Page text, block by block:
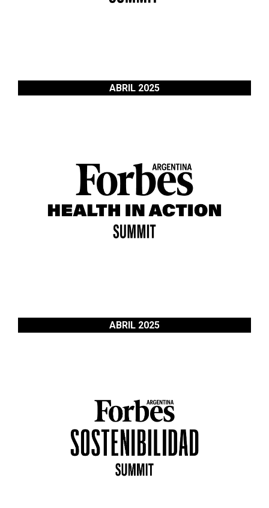
ABRIL 2025
ABRIL 2025